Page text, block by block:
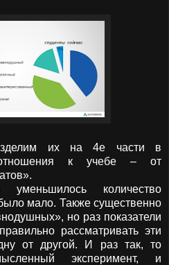
их на 4е части в
к учебе – от
количество
мало. Также существенно
но раз показатели
рассматривать эти
от другой. И раз так, то
эксперимент, и